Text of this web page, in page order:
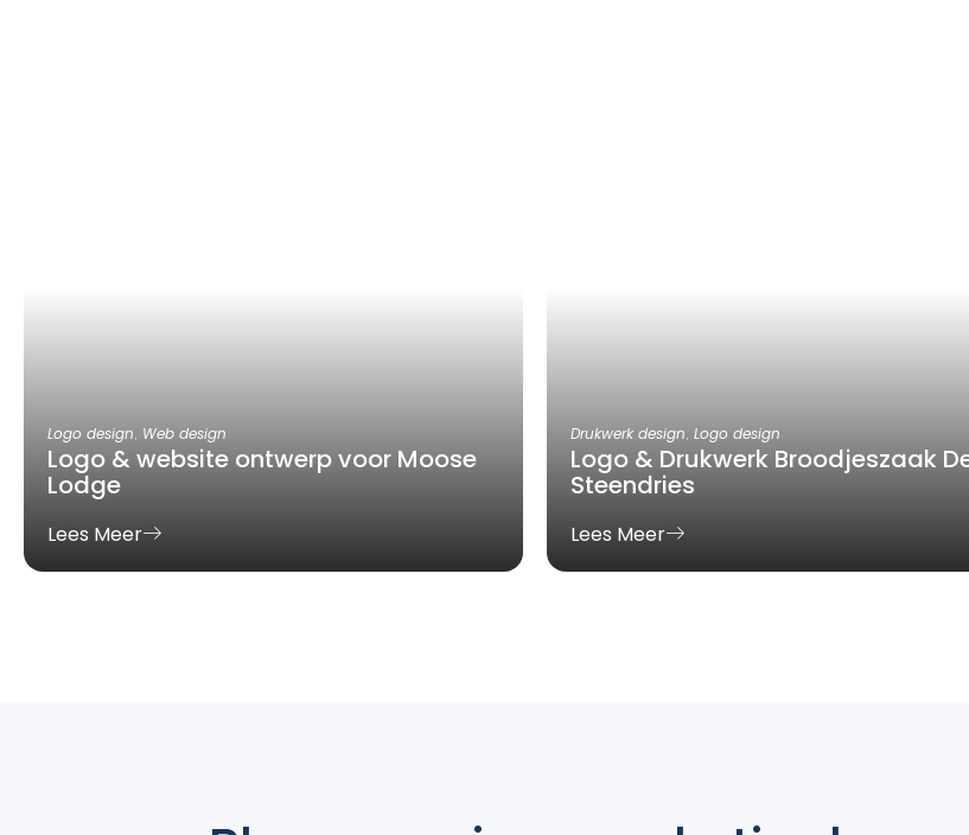
Logo design Web design
Logo & website ontwerp voor Moose
Lodge
Lees Meer
Drukwerk design Logo design
Logo & Drukwerk Broodjeszaak
Steendries
Lees Meer